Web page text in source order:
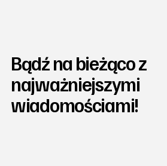
Bądź na bieżąco z
najważniejszymi
wiadomościami!